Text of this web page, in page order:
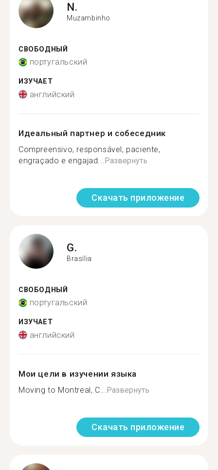
N.
Muzambinho
СВОБОДНЫЙ
португальский
ИЗУЧАЕТ
английский
Идеальный партнер и собеседник
Compreensivo, responsável, paciente,
engraçado e engajad... Развернуть
Скачать приложение
G.
Brasília
СВОБОДНЫЙ
португальский
ИЗУЧАЕТ
английский
Мои цели в изучении языка
Moving to Montreal, C... Развернуть
Скачать приложение